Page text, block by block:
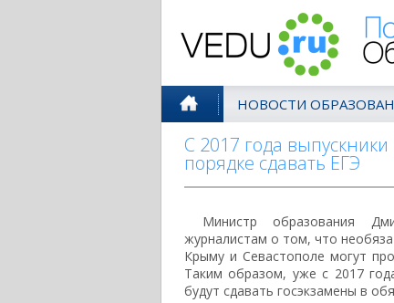
НОВОСТИ
С 2017 года
порядке сдавать ЕГЭ
Министр образования
журналистам о том, что
Крыму и Севастополе могут
Таким образом, уже с 2017
будут сдавать госэкзамены в